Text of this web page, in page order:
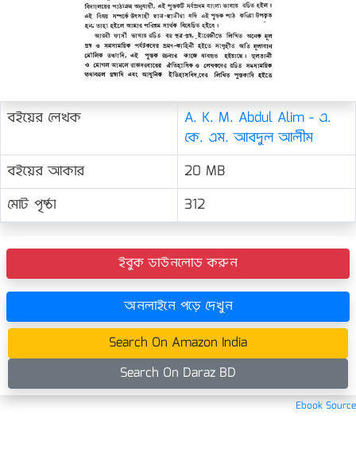
বইয়ের লেখক
A. K. M. Abdul Alim - এ.
কে. এম. আবদুল আলীম
বইয়ের আকার
20 MB
মোট পৃষ্ঠা
312
ইবুক ডাউনলোড করুন
অনলাইনে পড়ে দেখুন
Search On Amazon India
Search On Daraz BD
Ebook Source